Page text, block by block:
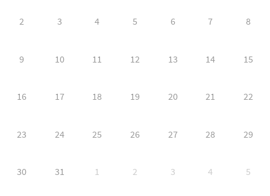
2 3 4 5 6 7 8
9 10 11 12 13 14 15
16 17 18 19 20 21 22
23 24 25 26 27 28 29
30 31 1 2 3 4 5